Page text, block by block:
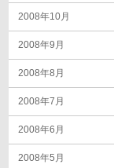
2008年10月
2008年9月
2008年8月
2008年7月
2008年6月
2008年5月